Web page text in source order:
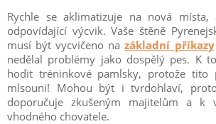
Rychle se aklimatizuje na nová místa,
odpovídající výcvik. Vaše štěně
musí být vycvičeno nazákladní příkazy
nedělal problémy jako dospělý pes. K
hodit tréninkové pamlsky, protože tito
mlsouni! Mohou být i tvrdohlaví,
doporučuje zkušeným majitelům a k
vhodného chovatele.